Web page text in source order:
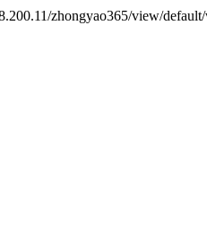
zhongyao365/view/default/